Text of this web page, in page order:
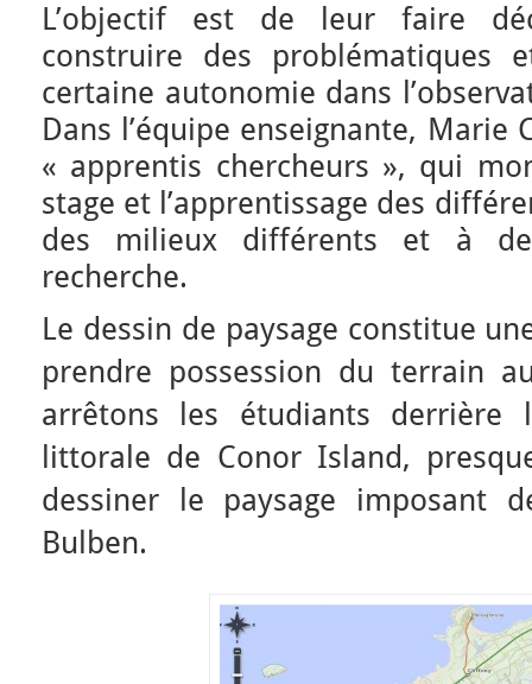
L’objectif est de leur faire
construire des
certaine autonomie dans
Dans l’équipe enseignante,
« apprentis chercheurs », qui
stage et l’apprentissage des
des milieux différents et à
recherche.
Le dessin de paysage constitue
prendre possession du terrain
arrêtons les étudiants
littorale de Conor Island,
dessiner le paysage imposant
Bulben.